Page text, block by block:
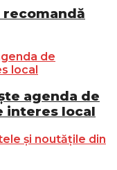
recomandă
agenda de
interes local